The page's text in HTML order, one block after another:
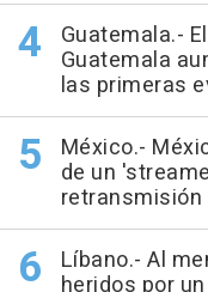
Guatemala.-
Guatemala
las primeras
México.-
de un
Líbano.- Al
heridos por